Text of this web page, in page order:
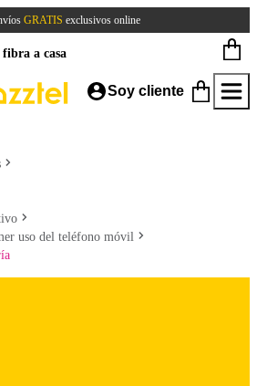
GRATIS exclusivos online
a casa
Soy cliente
uso del teléfono móvil